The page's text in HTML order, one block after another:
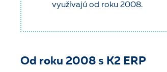
využívajú od roku 2008.
Od roku 2008 s K2 ERP